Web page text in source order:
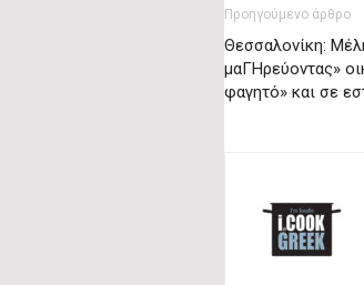
Προηγούμενο άρθρο
Θεσσαλονίκη:
μαΓΗρεύοντας»
φαγητό» και σε